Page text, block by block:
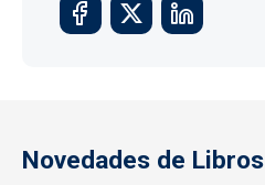
Novedades de Libros